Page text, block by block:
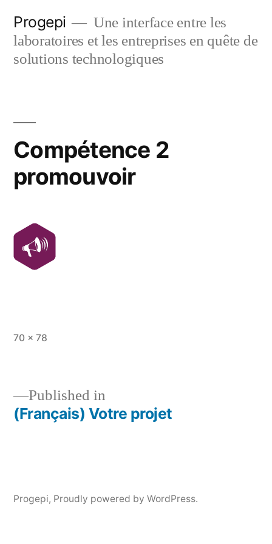
content
Progepi
Une interface entre les
laboratoires et les entreprises en quête de
solutions technologiques
Compétence 2
promouvoir
Full
70 × 78
Post
Published in
(Français) Votre projet
Progepi, Proudly powered by WordPress.